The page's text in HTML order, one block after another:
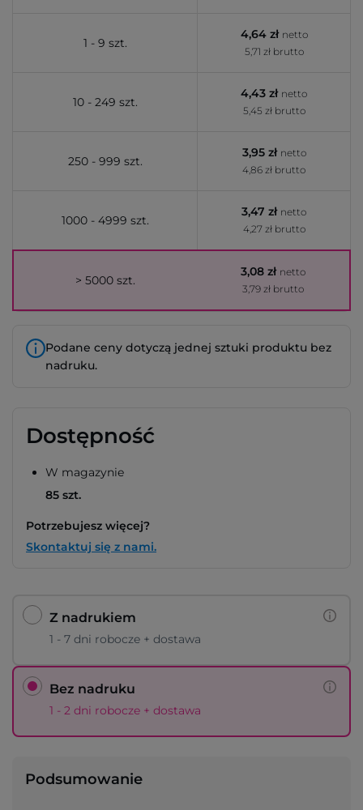
1 - 9 szt.
4,64 zł netto
5,71 zł brutto
10 - 249 szt.
4,43 zł netto
5,45 zł brutto
250 - 999 szt.
3,95 zł netto
4,86 zł brutto
1000 - 4999 szt.
3,47 zł netto
4,27 zł brutto
> 5000 szt.
3,08 zł netto
3,79 zł brutto
Podane ceny dotyczą jednej sztuki produktu bez
nadruku.
Dostępność
W magazynie
85 szt.
Potrzebujesz więcej?
Skontaktuj się z nami.
Z nadrukiem
1 - 7 dni robocze + dostawa
Bez nadruku
1 - 2 dni robocze + dostawa
Podsumowanie